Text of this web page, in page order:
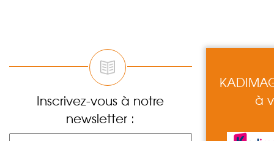
Inscrivez-vous à notre
newsletter :
à